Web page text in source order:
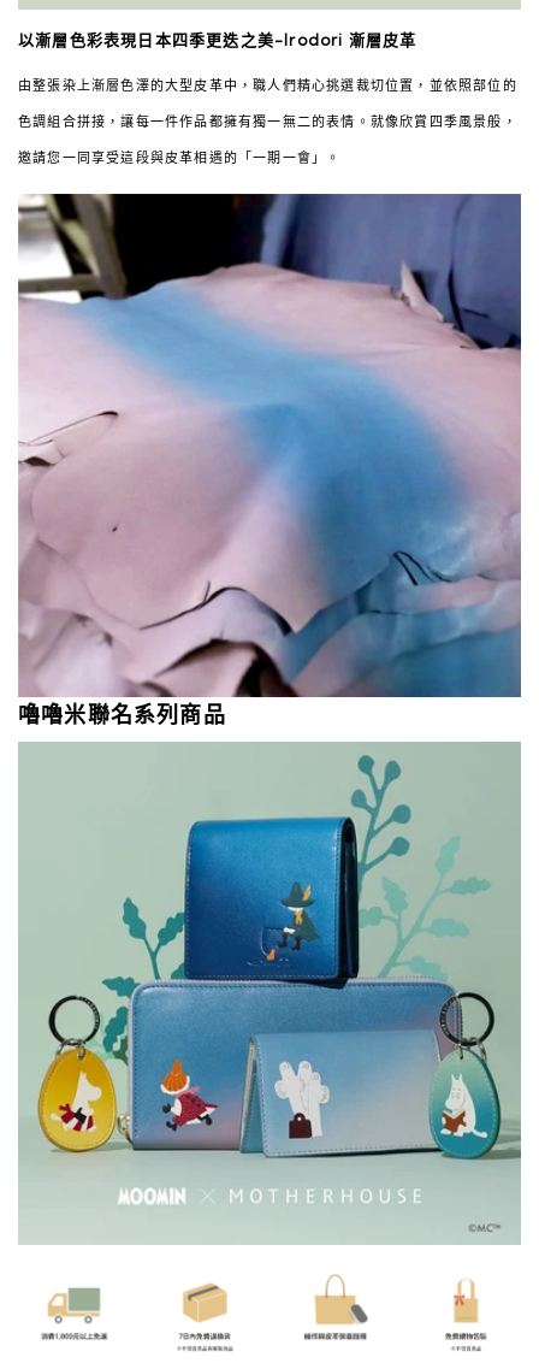
以漸層色彩表現日本四季更迭之美-Irodori 漸層皮革
由整張染上漸層色澤的大型皮革中，職人們精心挑選裁切位置，並依照部位的
色調組合拼接，讓每一件作品都擁有獨一無二的表情。就像欣賞四季風景般，
邀請您一同享受這段與皮革相遇的「一期一會」。
嚕嚕米聯名系列商品